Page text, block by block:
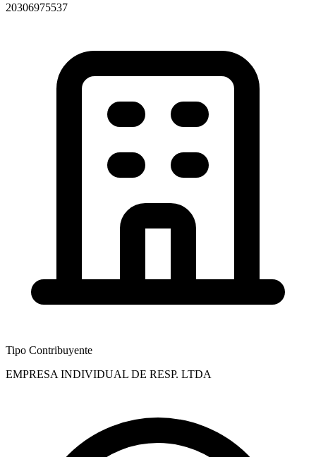
20306975537
Tipo Contribuyente
EMPRESA INDIVIDUAL DE RESP. LTDA